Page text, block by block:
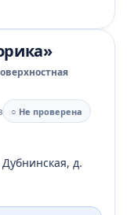
○ Не проверена
д.